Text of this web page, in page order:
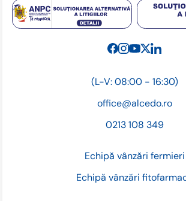
(L-V: 08:00 - 16:30)
office@alcedo.ro
0213 108 349
Echipă vânzări fermieri
Echipă vânzări